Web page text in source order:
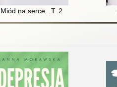
i jego świecie. T. 3
Miód na serce . T. 2